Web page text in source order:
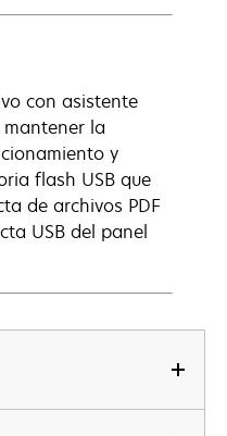
con asistente
la
y
flash USB que
de archivos PDF
USB del panel